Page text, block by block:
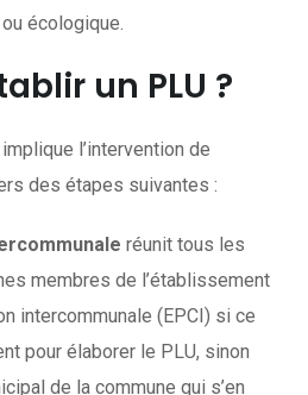
écologique.
un PLU ?
l’intervention de
des étapes suivantes :
réunit tous les
membres de l’établissement
intercommunale (EPCI) si ce
pour élaborer le PLU, sinon
de la commune qui s’en